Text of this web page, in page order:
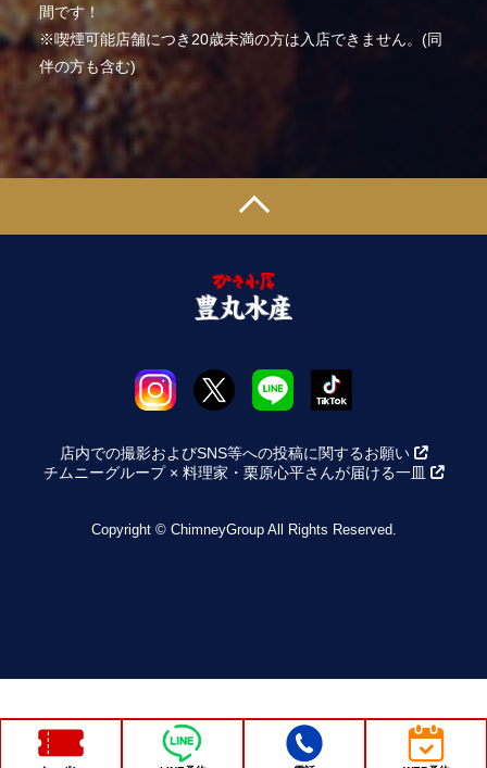
間です！
※喫煙可能店舗につき20歳未満の方は入店できません。(同
伴の方も含む)
店内での撮影およびSNS等への投稿に関するお願い
チムニーグループ × 料理家・栗原心平さんが届ける一皿
Copyright © ChimneyGroup All Rights Reserved.